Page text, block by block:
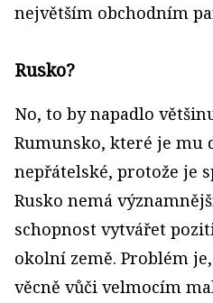
největším obchodním
Rusko?
No, to by napadlo
Rumunsko, které je mu
nepřátelské, protože je
Rusko nemá
schopnost vytvářet
okolní země. Problém
věcně vůči velmocím